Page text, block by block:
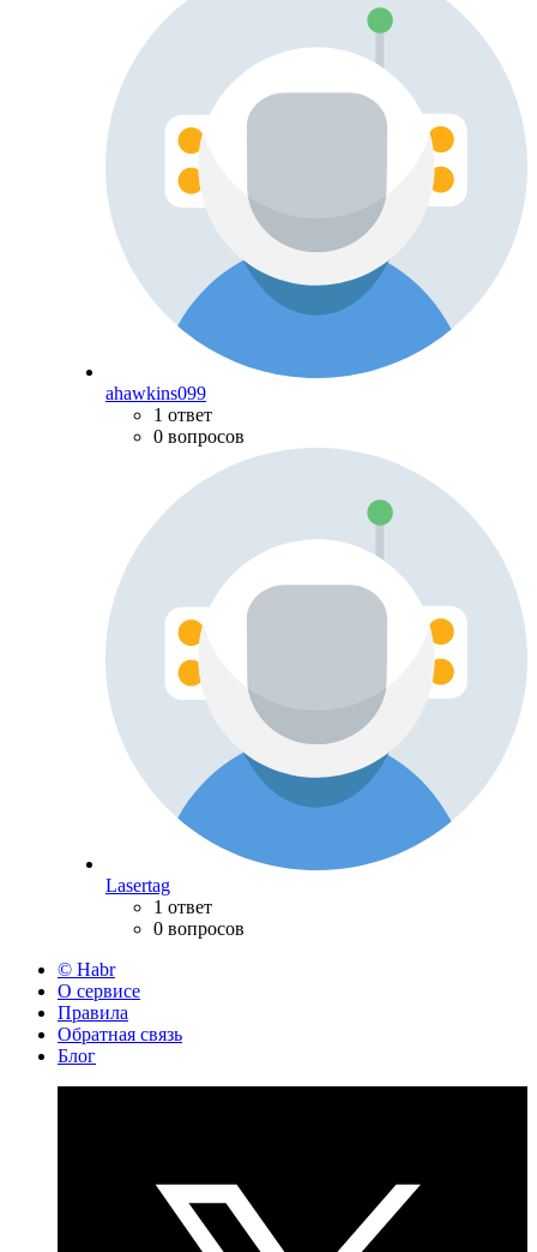
ahawkins099
1 ответ
0 вопросов
Lasertag
1 ответ
0 вопросов
© Habr
О сервисе
Правила
Обратная связь
Блог